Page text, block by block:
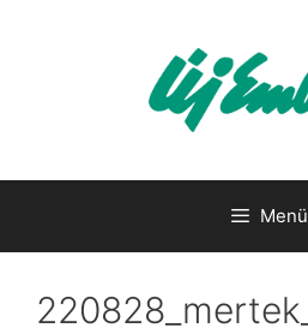
Menü
220828_mertek_